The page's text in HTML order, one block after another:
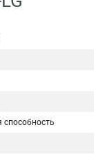
способность